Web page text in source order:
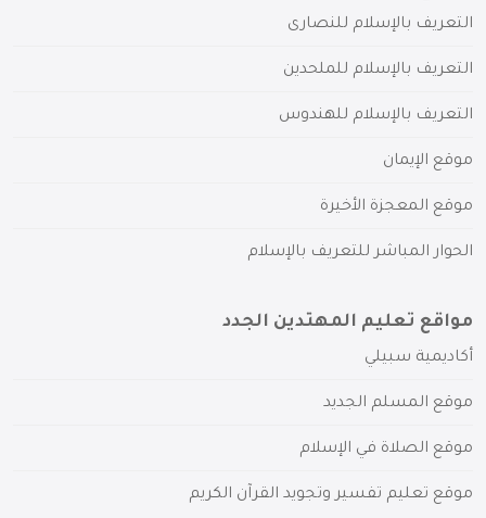
التعريف بالإسلام للنصارى
التعريف بالإسلام للملحدين
التعريف بالإسلام للهندوس
موقع الإيمان
موقع المعجزة الأخيرة
الحوار المباشر للتعريف بالإسلام
مواقع تعليم المهتدين الجدد
أكاديمية سبيلي
موقع المسلم الجديد
موقع الصلاة في الإسلام
موقع تعليم تفسير وتجويد القرآن الكريم